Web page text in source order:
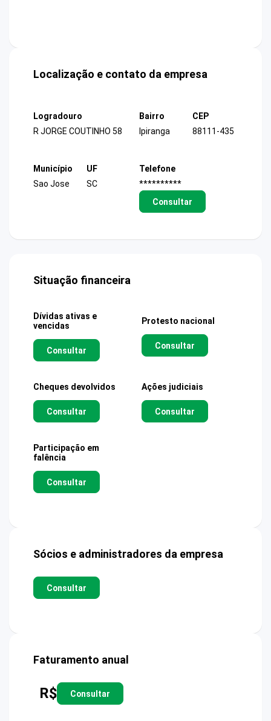
Localização e contato da empresa
Logradouro
R JORGE COUTINHO 58
Bairro
Ipiranga
CEP
88111-435
Município
Sao Jose
UF
SC
Telefone
**********
Consultar
Situação financeira
Dívidas ativas e
vencidas
Consultar
Protesto nacional
Consultar
Cheques devolvidos
Consultar
Ações judiciais
Consultar
Participação em
falência
Consultar
Sócios e administradores da empresa
Consultar
Faturamento anual
R$ Consultar